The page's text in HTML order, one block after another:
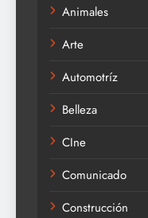
Animales
Arte
Automotríz
Belleza
CIne
Comunicado
Construcción